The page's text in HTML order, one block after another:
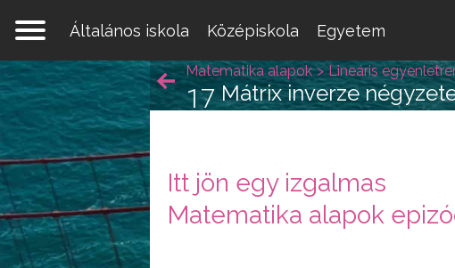
Általános iskola
Középiskola Egyetem
Matematika alapok Lineáris
Mátrix inverze
17
Itt jön egy izgalmas
Matematika alapok
Egy